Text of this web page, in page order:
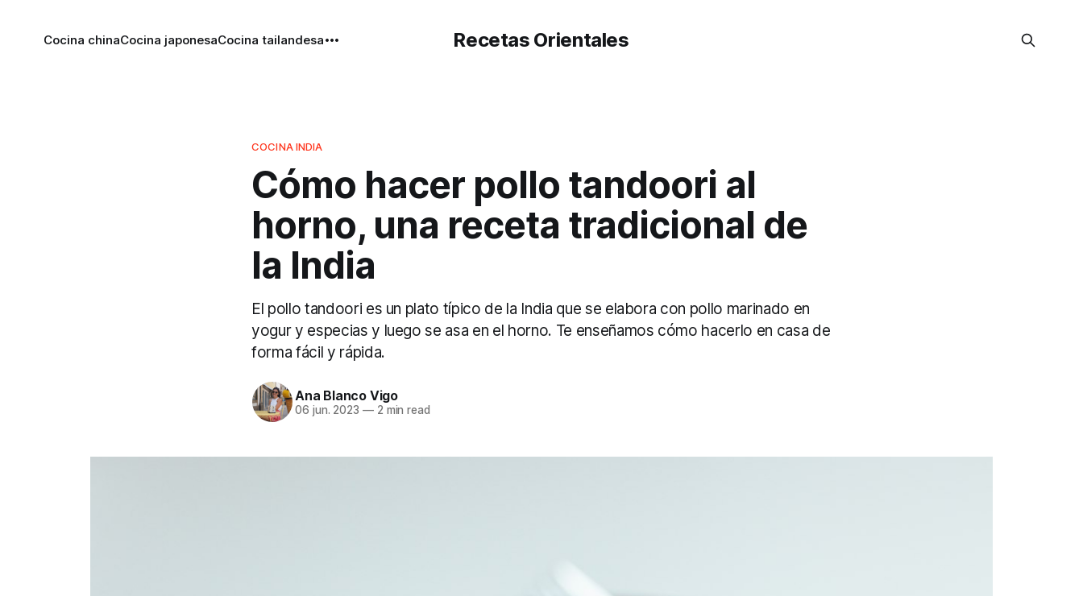
Recetas Orientales
Cocina chinaCocina japonesaCocina tailandesa
COCINA INDIA
Cómo hacer pollo tandoori al
horno, una receta tradicional de
la India
El pollo tandoori es un plato típico de la India que se elabora con pollo marinado en
yogur y especias y luego se asa en el horno. Te enseñamos cómo hacerlo en casa de
forma fácil y rápida.
Ana Blanco Vigo
06 jun. 2023 —2 min read